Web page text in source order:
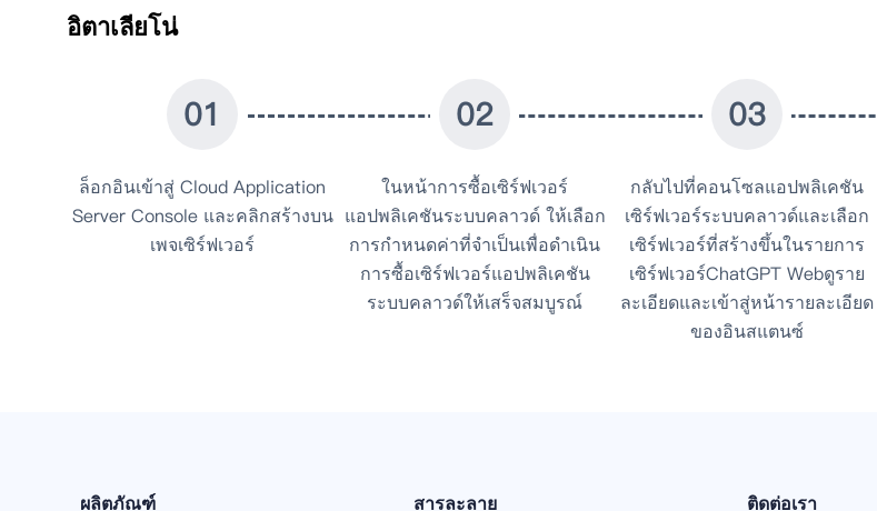
อิตาเลียโน่
01
ล็อกอินเข้าสู่ Cloud Application
Server Console และคลิกสร้างบน
เพจเซิร์ฟเวอร์
02
ในหน้าการซื้อเซิร์ฟเวอร์
แอปพลิเคชันระบบคลาวด์ ให้เลือก
การกำหนดค่าที่จำเป็นเพื่อดำเนิน
การซื้อเซิร์ฟเวอร์แอปพลิเคชัน
ระบบคลาวด์ให้เสร็จสมบูรณ์
03
กลับไปที่คอนโซลแอปพลิเคชัน
เซิร์ฟเวอร์ระบบคลาวด์และเลือก
เซิร์ฟเวอร์ที่สร้างขึ้นในรายการ
เซิร์ฟเวอร์ChatGPT Webดูราย
ละเอียดและเข้าสู่หน้ารายละเอียด
ของอินสแตนซ์
ผลิตภัณฑ์ สารละลาย ติดต่อเรา